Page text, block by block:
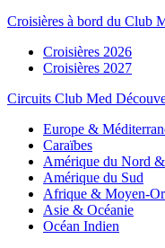
Croisières à bord du Club
Croisières 2026
Croisières 2027
Circuits Club Med
Europe &
Caraïbes
Amérique du Nord
Amérique du Sud
Afrique & Moyen-
Asie & Océanie
Océan Indien